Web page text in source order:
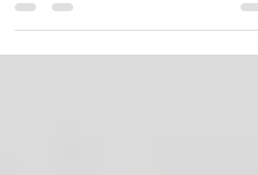
30 décembre et leur passion pour le
théâtre!